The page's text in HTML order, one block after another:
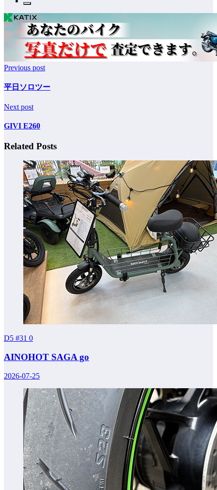
Previous post
平日ソロツー
Next post
GIVI E260
Related Posts
D5 #31 0
AINOHOT SAGA go
2026-07-25